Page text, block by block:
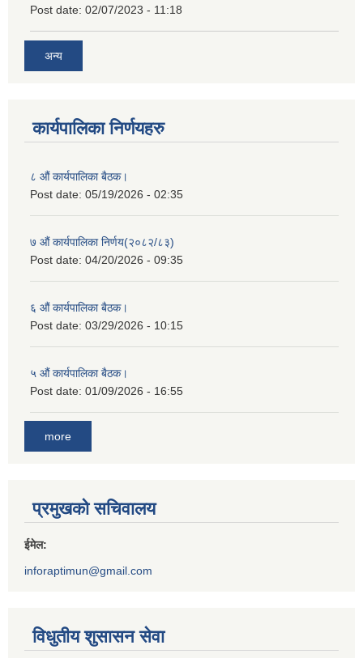
Post date: 02/07/2023 - 11:18
अन्य
कार्यपालिका निर्णयहरु
८ औं कार्यपालिका बैठक।
Post date: 05/19/2026 - 02:35
७ औं कार्यपालिका निर्णय(२०८२/८३)
Post date: 04/20/2026 - 09:35
६ औं कार्यपालिका बैठक।
Post date: 03/29/2026 - 10:15
५ औं कार्यपालिका बैठक।
Post date: 01/09/2026 - 16:55
more
प्रमुखको सचिवालय
ईमेल:
inforaptimun@gmail.com
विधुतीय शुसासन सेवा